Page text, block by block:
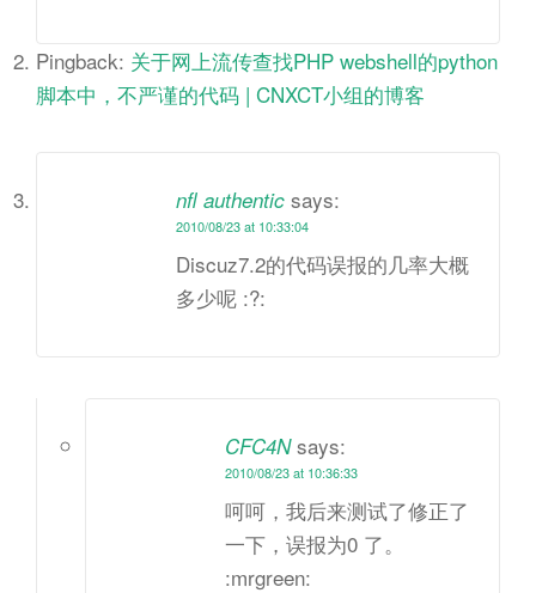
Pingback: 关于网上流传查找PHP webshell的python
脚本中，不严谨的代码 | CNXCT小组的博客
nfl authentic says:
2010/08/23 at 10:33:04
Discuz7.2的代码误报的几率大概
多少呢 :?:
CFC4N says:
2010/08/23 at 10:36:33
呵呵，我后来测试了修正了
一下，误报为0 了。
:mrgreen: